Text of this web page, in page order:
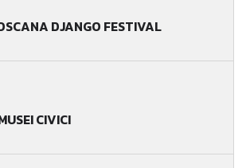
DJANGO FESTIVAL
CIVICI